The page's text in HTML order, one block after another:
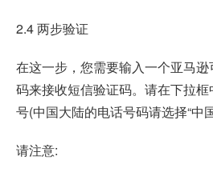
2.4 两步验证
在这一步，您需要输入一个亚马
码来接收短信验证码。请在下拉
号(中国大陆的电话号码请选择“中国
请注意: